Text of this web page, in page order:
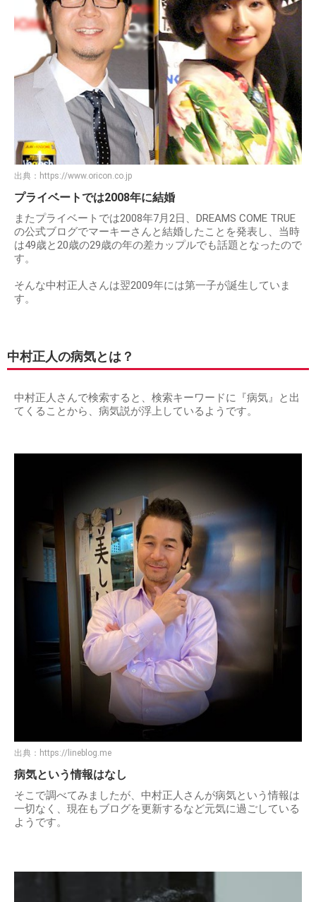
出典： https://www.oricon.co.jp
プライベートでは2008年に結婚
またプライベートでは2008年7月2日、DREAMS COME TRUE
の公式ブログでマーキーさんと結婚したことを発表し、当時
は49歳と20歳の29歳の年の差カップルでも話題となったので
す。
そんな中村正人さんは翌2009年には第一子が誕生していま
す。
中村正人の病気とは？
中村正人さんで検索すると、検索キーワードに『病気』と出
てくることから、病気説が浮上しているようです。
出典： https://lineblog.me
病気という情報はなし
そこで調べてみましたが、中村正人さんが病気という情報は
一切なく、現在もブログを更新するなど元気に過ごしている
ようです。